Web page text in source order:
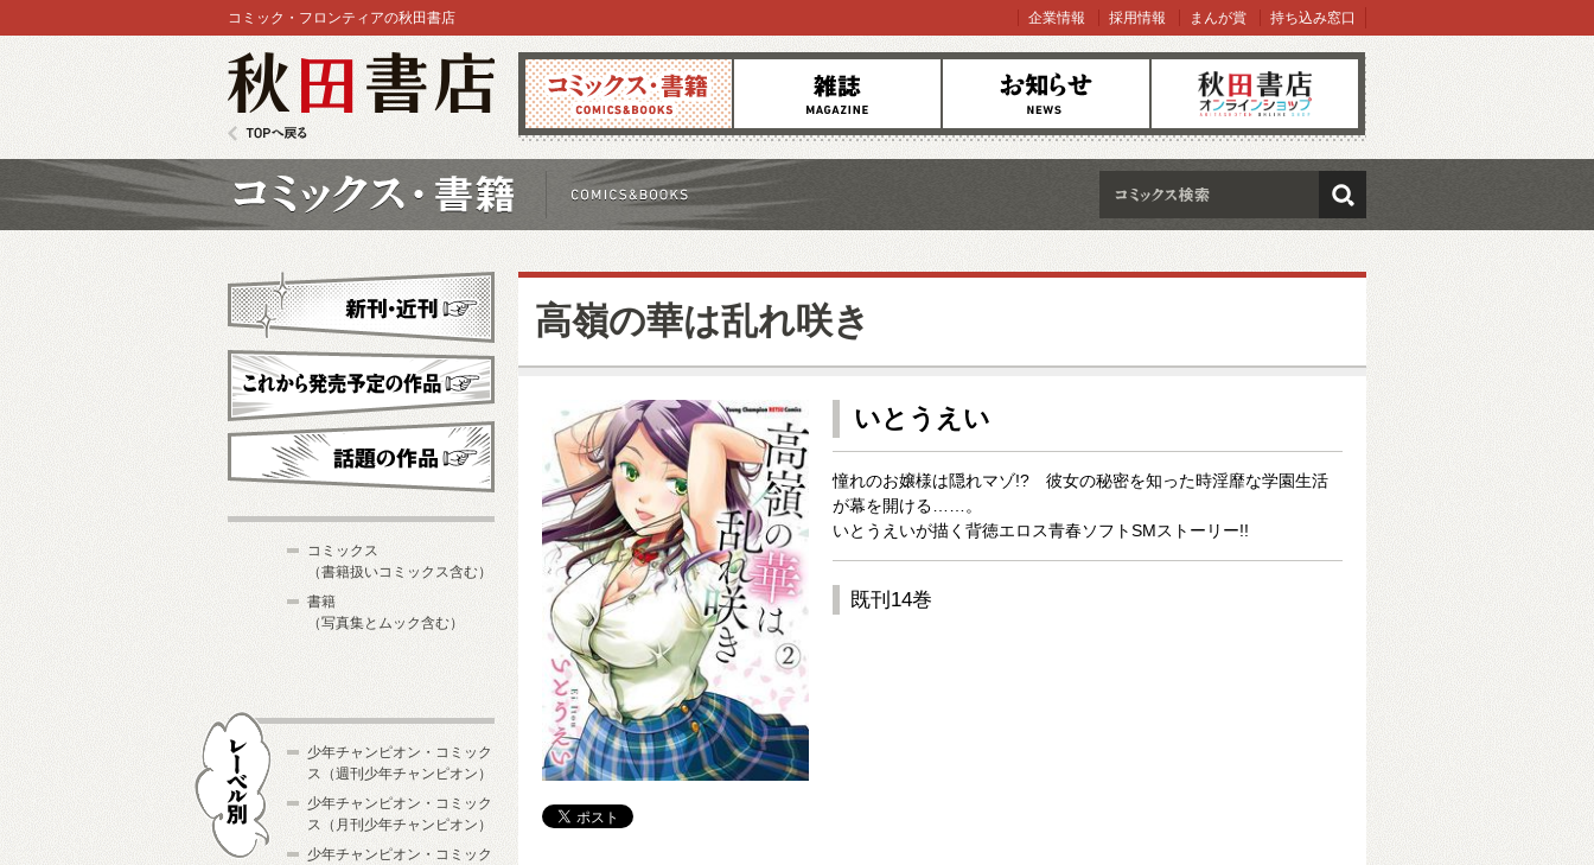
コミックス 雑誌 お知らせ オンラインショップ
コミック・フロンティアの秋田書店 企業情報 採用情報 まんが賞 持ち込み窓口
検索
高嶺の華は乱れ咲き
いとうえい
憧れのお嬢様は隠れマゾ!? 彼女の秘密を知った時淫靡な学園生活
が幕を開ける……。
いとうえいが描く背徳エロス青春ソフトSMストーリー!!
既刊14巻
新刊・近刊
これから発売予定
コミックス
（書籍扱いコミックス含む）
書籍
（写真集とムック含む）
少年チャンピオン・コミック
ス（週刊少年チャンピオン）
少年チャンピオン・コミック
ス（月刊少年チャンピオン）
少年チャンピオン・コミック